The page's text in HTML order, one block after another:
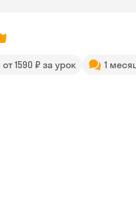
от 1590 ₽ за урок 1